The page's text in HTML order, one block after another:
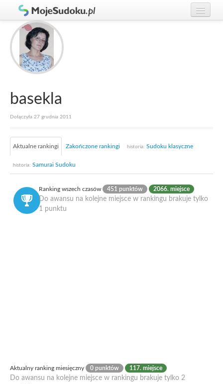
Graj w Sudoku!
Zasady Sudoku
Rankingi
basekla
Dołączyła 27 grudnia 2011
Aktualne rankingi Zakończone rankingi historia: Sudoku klasyczne
historia: Samurai Sudoku
Ranking wszech czasów 451 punktów 2066. miejsce
Do awansu na kolejne miejsce w rankingu brakuje tylko
1 punktu
Aktualny ranking miesięczny 0 punktów 117. miejsce
Do awansu na kolejne miejsce w rankingu brakuje tylko 2